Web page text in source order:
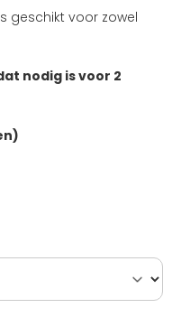
geschikt voor zowel
nodig is voor 2